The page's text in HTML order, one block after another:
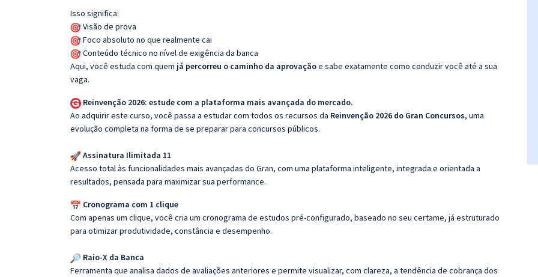
Isso significa:
Visão de prova
Foco absoluto no que realmente cai
Conteúdo técnico no nível de exigência da banca
Aqui, você estuda com quem já percorreu o caminho da aprovaçãoe sabe exatamente como conduzir você até a sua
vaga.
Reinvenção 2026: estude com a plataforma mais avançada do mercado.
Ao adquirir este curso, você passa a estudar com todos os recursos da Reinvenção 2026 do Gran Concursos, uma
evolução completa na forma de se preparar para concursos públicos.
Assinatura Ilimitada 11
Acesso total às funcionalidades mais avançadas do Gran, com uma plataforma inteligente, integrada e orientada a
resultados, pensada para maximizar sua performance.
Cronograma com 1 clique
Com apenas um clique, você cria um cronograma de estudos pré-configurado, baseado no seu certame, já estruturado
para otimizar produtividade, constância e desempenho.
Raio-X da Banca
Ferramenta que analisa dados de avaliações anteriores e permite visualizar, com clareza, a tendência de cobrança dos